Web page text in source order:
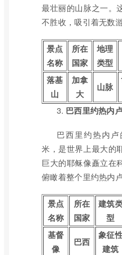
最壮丽的山脉之一。
不胜收，吸引着无数
景点
名称
所在
国家
地理
类型
落基
山
加拿
大
山脉
3. 巴西里约热内
巴西里约热内
米，是世界上最大的
巨大的耶稣像矗立在
俯瞰着整个里约热内卢
景点
名称
所在
国家
建筑
型
基督
像
巴西
象征
建筑